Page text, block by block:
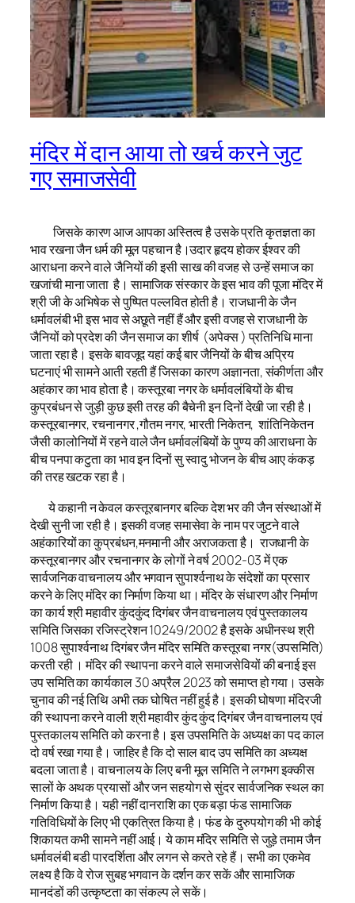
मंदिर में दान आया तो खर्च करने जुट
गए समाजसेवी
जिसके कारण आज आपका अस्तित्व है उसके प्रति कृतज्ञता का
भाव रखना जैन धर्म की मूल पहचान है।उदार हृदय होकर ईश्वर की
आराधना करने वाले जैनियों की इसी साख की वजह से उन्हें समाज का
खजांची माना जाता है। सामाजिक संस्कार के इस भाव की पूजा मंदिर में
श्री जी के अभिषेक से पुष्पित पल्लवित होती है। राजधानी के जैन
धर्मावलंबी भी इस भाव से अछूते नहीं हैं और इसी वजह से राजधानी के
जैनियों को प्रदेश की जैन समाज का शीर्ष (अपेक्स ) प्रतिनिधि माना
जाता रहा है। इसके बावजूद यहां कई बार जैनियों के बीच अप्रिय
घटनाएं भी सामने आती रहती हैं जिसका कारण अज्ञानता, संकीर्णता और
अहंकार का भाव होता है। कस्तूरबा नगर के धर्मावलंबियों के बीच
कुप्रबंधन से जुड़ी कुछ इसी तरह की बैचेनी इन दिनों देखी जा रही है।
कस्तूरबानगर, रचनानगर ,गौतम नगर, भारती निकेतन, शांतिनिकेतन
जैसी कालोनियों में रहने वाले जैन धर्मावलंबियों के पुण्य की आराधना के
बीच पनपा कटुता का भाव इन दिनों सु स्वादु भोजन के बीच आए कंकड़
की तरह खटक रहा है।
ये कहानी न केवल कस्तूरबानगर बल्कि देश भर की जैन संस्थाओं में
देखी सुनी जा रही है। इसकी वजह समासेवा के नाम पर जुटने वाले
अहंकारियों का कुप्रबंधन,मनमानी और अराजकता है। राजधानी के
कस्तूरबानगर और रचनानगर के लोगों ने वर्ष 2002-03 में एक
सार्वजनिक वाचनालय और भगवान सुपार्श्वनाथ के संदेशों का प्रसार
करने के लिए मंदिर का निर्माण किया था। मंदिर के संधारण और निर्माण
का कार्य श्री महावीर कुंदकुंद दिगंबर जैन वाचनालय एवं पुस्तकालय
समिति जिसका रजिस्ट्रेशन 10249/2002 है इसके अधीनस्थ श्री
1008 सुपार्श्वनाथ दिगंबर जैन मंदिर समिति कस्तूरबा नगर(उपसमिति)
करती रही । मंदिर की स्थापना करने वाले समाजसेवियों की बनाई इस
उप समिति का कार्यकाल 30 अप्रैल 2023 को समाप्त हो गया। उसके
चुनाव की नई तिथि अभी तक घोषित नहीं हुई है। इसकी घोषणा मंदिरजी
की स्थापना करने वाली श्री महावीर कुंद कुंद दिगंबर जैन वाचनालय एवं
पुस्तकालय समिति को करना है। इस उपसमिति के अध्यक्ष का पद काल
दो वर्ष रखा गया है। जाहिर है कि दो साल बाद उप समिति का अध्यक्ष
बदला जाता है। वाचनालय के लिए बनी मूल समिति ने लगभग इक्कीस
सालों के अथक प्रयासों और जन सहयोग से सुंदर सार्वजनिक स्थल का
निर्माण किया है। यही नहीं दानराशि का एक बड़ा फंड सामाजिक
गतिविधियों के लिए भी एकत्रित किया है। फंड के दुरुपयोग की भी कोई
शिकायत कभी सामने नहीं आई। ये काम मंदिर समिति से जुड़े तमाम जैन
धर्मावलंबी बडी पारदर्शिता और लगन से करते रहे हैं। सभी का एकमेव
लक्ष्य है कि वे रोज सुबह भगवान के दर्शन कर सकें और सामाजिक
मानदंडों की उत्कृष्टता का संकल्प ले सकें।